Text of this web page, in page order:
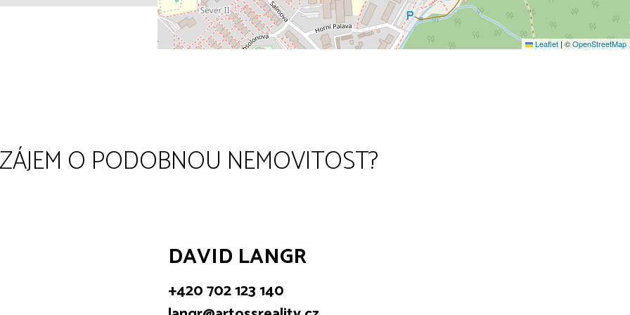
Leaflet | ©OpenStreetMap
O PODOBNOU NEMOVITOST?
DAVID LANGR
+420 702 123 140